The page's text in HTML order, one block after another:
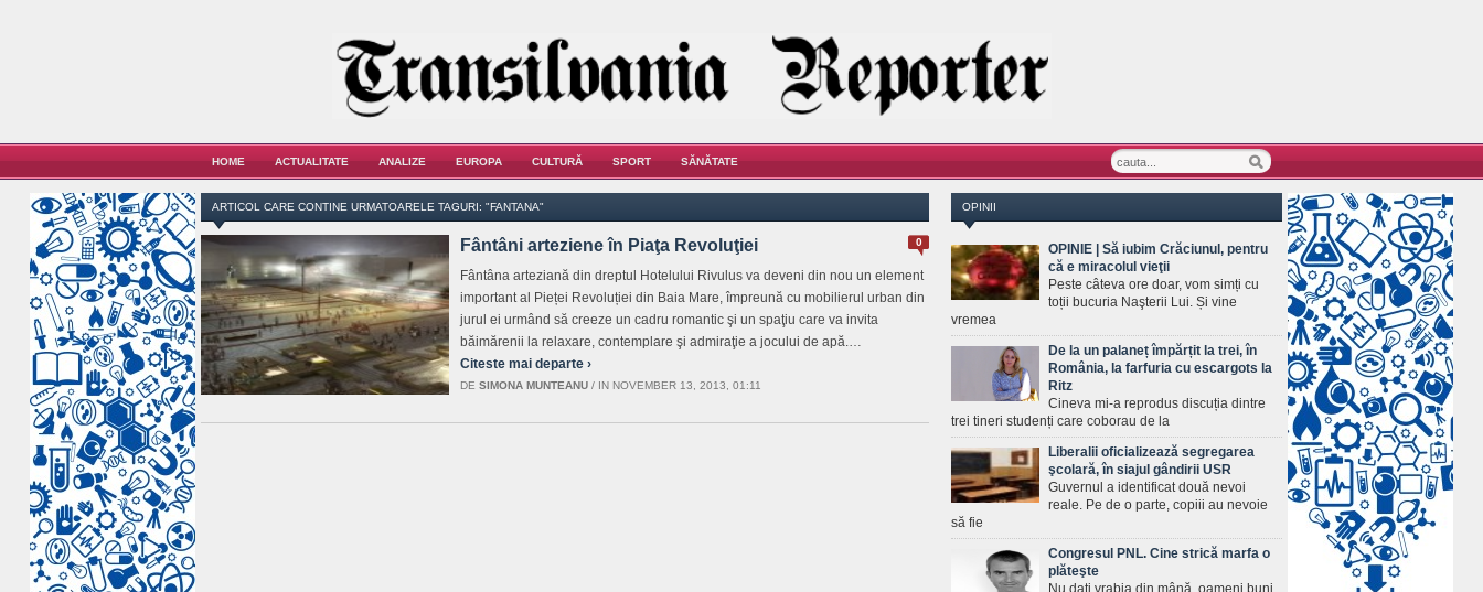
HOME ACTUALITATE ANALIZE EUROPA CULTURĂ SPORT SĂNĂTATE
ARTICOL CARE CONTINE URMATOARELE TAGURI: "FANTANA"
0
Fântâni arteziene în Piaţa Revoluţiei
Fântâna arteziană din dreptul Hotelului Rivulus va deveni din nou un element
important al Pieței Revoluției din Baia Mare, împreună cu mobilierul urban din
jurul ei urmând să creeze un cadru romantic şi un spaţiu care va invita
băimărenii la relaxare, contemplare şi admiraţie a jocului de apă.…
Citeste mai departe ›
DE SIMONA MUNTEANU / IN NOVEMBER 13, 2013, 01:11
OPINII
OPINIE | Să iubim Crăciunul, pentru
că e miracolul vieţii
Peste câteva ore doar, vom simți cu
toții bucuria Naşterii Lui. Și vine
vremea
De la un palaneț împărțit la trei, în
România, la farfuria cu escargots la
Ritz
Cineva mi-a reprodus discuția dintre
trei tineri studenți care coborau de la
Liberalii oficializează segregarea
şcolară, în siajul gândirii USR
Guvernul a identificat două nevoi
reale. Pe de o parte, copiii au nevoie
să fie
Congresul PNL. Cine strică marfa o
plăteşte
Nu daţi vrabia din mână, oameni buni,